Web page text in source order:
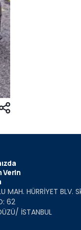
Verin
MAH. HÜRRİYET
62
İSTANBUL